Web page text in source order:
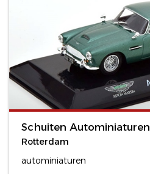
Schuiten Autominiaturen
Rotterdam
autominiaturen